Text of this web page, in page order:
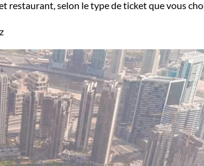
restaurant, selon le type de ticket que vous